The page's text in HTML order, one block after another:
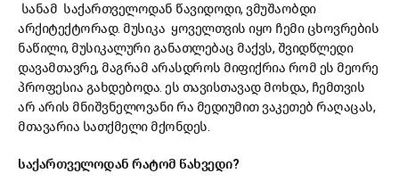
სანამ საქართველოდან წავიდოდი, ვმუშაობდი
არქიტექტორად. მუსიკა ყოველთვის იყო ჩემი ცხოვრების
ნაწილი, მუსიკალური განათლებაც მაქვს, შვიდწლედი
დავამთავრე, მაგრამ არასდროს მიფიქრია რომ ეს მეორე
პროფესია გახდებოდა. ეს თავისთავად მოხდა, ჩემთვის
არ არის მნიშვნელოვანი რა მედიუმით ვაკეთებ რაღაცას,
მთავარია სათქმელი მქონდეს.
საქართველოდან რატომ წახვედი?